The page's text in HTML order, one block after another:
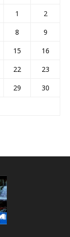
1
2
8
9
15
16
22
23
29
30